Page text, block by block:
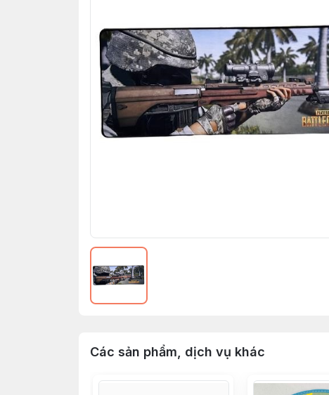
Các sản phẩm, dịch vụ khác